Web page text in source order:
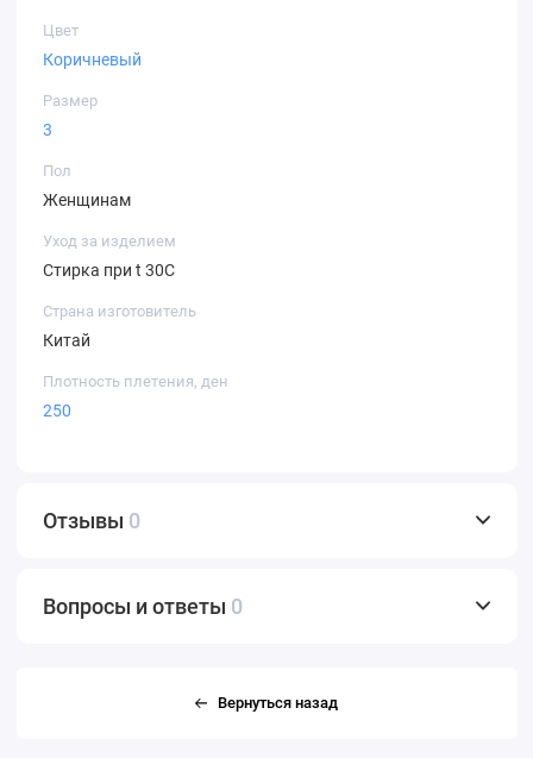
Цвет
Коричневый
Размер
3
Пол
Женщинам
Уход за изделием
Стирка при t 30С
Страна изготовитель
Китай
Плотность плетения, ден
250
Отзывы 0
Вопросы и ответы 0
Вернуться назад